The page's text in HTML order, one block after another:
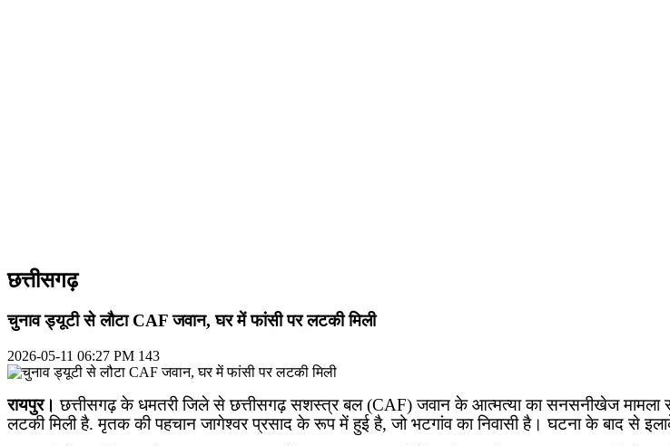
छत्तीसगढ़
चुनाव ड्यूटी से लौटा CAF जवान, घर में फांसी पर लटकी मिली
2026-05-11 06:27 PM 143
रायपुर।छत्तीसगढ़ के धमतरी जिले से छत्तीसगढ़ सशस्त्र बल (CAF)जवान के आत्मत्या का सनसनीखेज मामला
लटकी मिली है. मृतक की पहचान जागेश्वर प्रसाद के रूप में हुई है,जो भटगांव का निवासी है। घटना के बाद से